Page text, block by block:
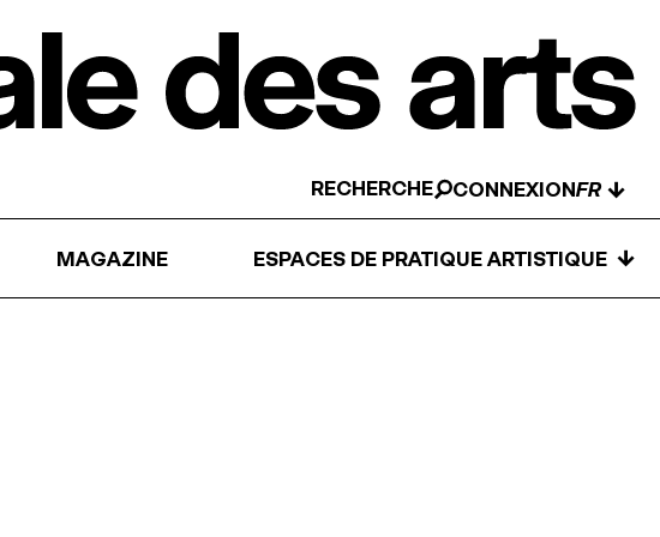
RECHERCHE CONNEXION ↓
MAGAZINE ESPACES DE PRATIQUE ARTISTIQUE ↓